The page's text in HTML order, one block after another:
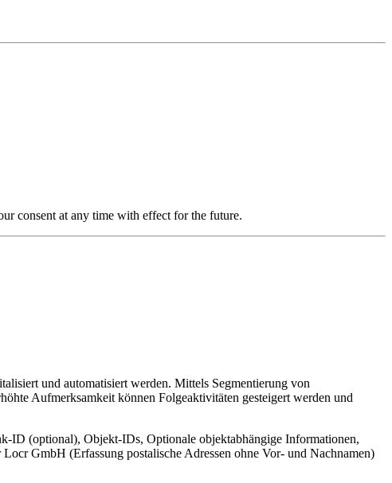
consent at any time with effect for the future.
und automatisiert werden. Mittels Segmentierung von
Aufmerksamkeit können Folgeaktivitäten gesteigert werden und
ID (optional), Objekt-IDs, Optionale objektabhängige Informationen,
GmbH (Erfassung postalische Adressen ohne Vor- und Nachnamen)